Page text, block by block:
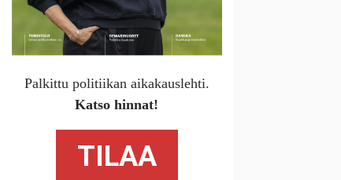
Palkittu politiikan aikakauslehti.
Katso hinnat!
TILAA